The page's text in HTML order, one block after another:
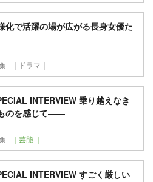
化で活躍の場が広がる長身女優た
｜ドラマ｜
INTERVIEW 乗り越えなき
のを感じて――
｜芸能 ｜
INTERVIEW すごく厳しい